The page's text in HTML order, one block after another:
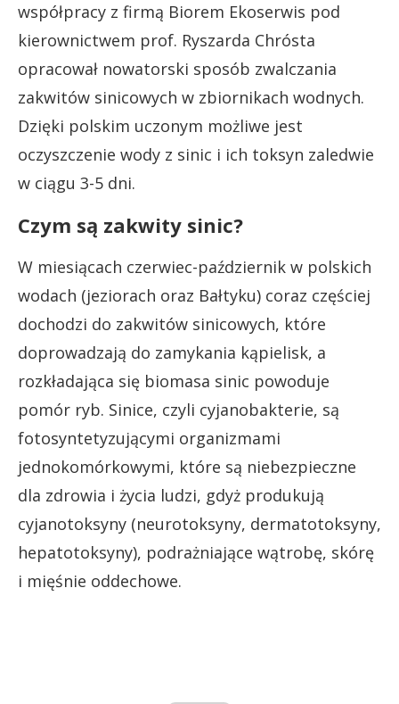
współpracy z firmą Biorem Ekoserwis pod
kierownictwem prof. Ryszarda Chrósta
opracował nowatorski sposób zwalczania
zakwitów sinicowych w zbiornikach wodnych.
Dzięki polskim uczonym możliwe jest
oczyszczenie wody z sinic i ich toksyn zaledwie
w ciągu 3-5 dni.
Czym są zakwity sinic?
W miesiącach czerwiec-październik w polskich
wodach (jeziorach oraz Bałtyku) coraz częściej
dochodzi do zakwitów sinicowych, które
doprowadzają do zamykania kąpielisk, a
rozkładająca się biomasa sinic powoduje
pomór ryb. Sinice, czyli cyjanobakterie, są
fotosyntetyzującymi organizmami
jednokomórkowymi, które są niebezpieczne
dla zdrowia i życia ludzi, gdyż produkują
cyjanotoksyny (neurotoksyny, dermatotoksyny,
hepatotoksyny), podrażniające wątrobę, skórę
i mięśnie oddechowe.